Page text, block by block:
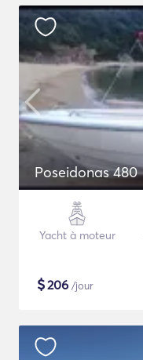
Poseidonas 480
Yacht à moteur
$206 /jour